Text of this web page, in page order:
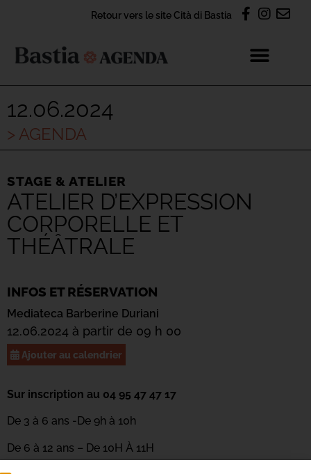
Retour vers le site Cità di Bastia
12.06.2024
> AGENDA
STAGE & ATELIER
ATELIER D’EXPRESSION
CORPORELLE ET
THÉÂTRALE
INFOS ET RÉSERVATION
Mediateca Barberine Duriani
12.06.2024 à partir de 09 h 00
Ajouter au calendrier
Sur inscription au 04 95 47 47 17
De 3 à 6 ans -De 9h à 10h
De 6 à 12 ans – De 10H À 11H